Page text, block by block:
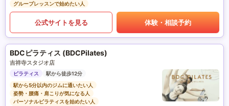
グループレッスンで始めたい人
公式サイトを見る 体験・相談予約
BDCピラティス (BDCPilates)
吉祥寺スタジオ店
ピラティス
駅から徒歩12分
駅から5分以内のジムに通いたい人
姿勢・腰痛・肩こりが気になる人
パーソナルピラティスを始めたい人